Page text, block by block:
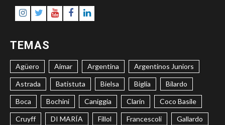
Instagram
TwitterYoutubeFacebookLinkedIn
TEMAS
Agüero Aimar Argentina Argentinos Juniors
Astrada Batistuta Bielsa Biglia Bilardo
Boca Bochini Caniggia Clarín Coco Basile
Cruyff DI MARÍA Fillol Francescoli Gallardo